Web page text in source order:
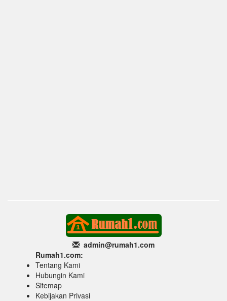
admin@rumah1.com
Rumah1.com:
Tentang Kami
Hubungin Kami
Sitemap
Kebijakan Privasi